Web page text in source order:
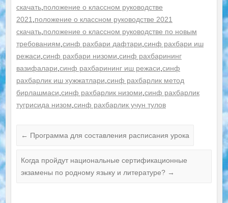
скачать,положение о классном руководстве
2021,положение о классном руководстве 2021
скачать,положение о классном руководстве по новым
требованиям,синф рахбари дафтари,синф рахбари иш
режаси,синф рахбари низоми,синф рахбарининг
вазифалари,синф рахбарининг иш режаси,синф
рахбарлик иш хужжатлари,синф рахбарлик метод
бирлашмаси,синф рахбарлик низоми,синф рахбарлик
тугрисида низом,синф рахбарлик учун тулов
← Программа для составления расписания урока
Когда пройдут национальные сертификационные
экзамены по родному языку и литературе? →